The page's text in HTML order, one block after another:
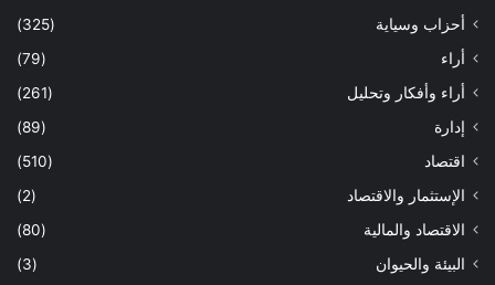
أحزاب وسياية
(325)
أراء
(79)
أراء وأفكار وتحليل
(261)
إدارة
(89)
اقتصاد
(510)
الإستثمار والاقتصاد
(2)
الاقتصاد والمالية
(80)
البيئة والحيوان
(3)